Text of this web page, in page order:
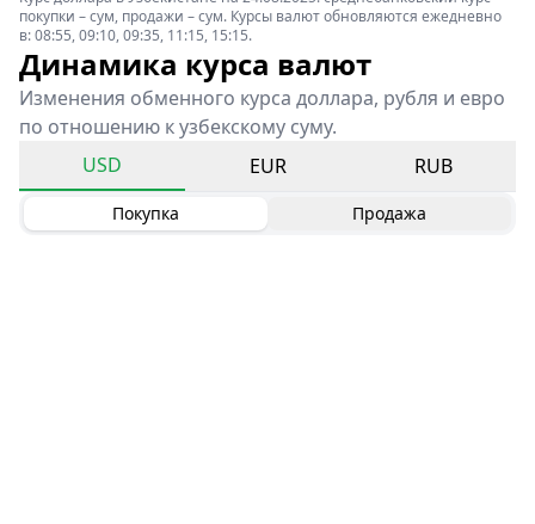
покупки – сум, продажи – сум. Курсы валют обновляются ежедневно
в: 08:55, 09:10, 09:35, 11:15, 15:15.
Динамика курса валют
Изменения обменного курса доллара, рубля и евро
по отношению к узбекскому суму.
USD
EUR RUB
Покупка Продажа